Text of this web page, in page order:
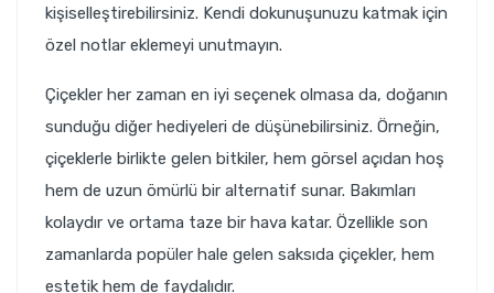
kişiselleştirebilirsiniz. Kendi dokunuşunuzu katmak için
özel notlar eklemeyi unutmayın.
Çiçekler her zaman en iyi seçenek olmasa da, doğanın
sunduğu diğer hediyeleri de düşünebilirsiniz. Örneğin,
çiçeklerle birlikte gelen bitkiler, hem görsel açıdan hoş
hem de uzun ömürlü bir alternatif sunar. Bakımları
kolaydır ve ortama taze bir hava katar. Özellikle son
zamanlarda popüler hale gelen saksıda çiçekler, hem
estetik hem de faydalıdır.